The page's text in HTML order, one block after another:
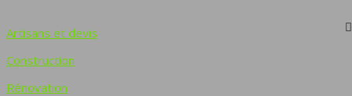
Artisans et devis
Construction
Rénovation